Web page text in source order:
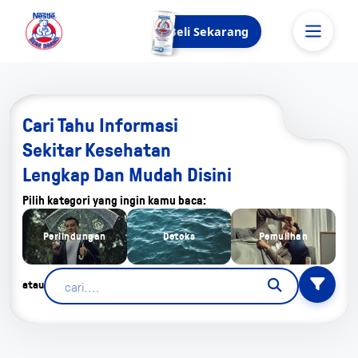
Beli Sekarang
Cari Tahu Informasi
Sekitar Kesehatan
Lengkap Dan Mudah Disini
Pilih kategori yang ingin kamu baca:
Perlindungan Detoks Pemulihan
atau